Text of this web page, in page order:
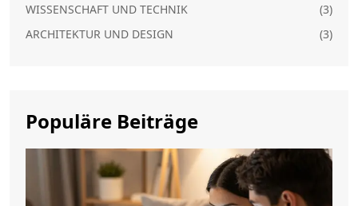
WISSENSCHAFT UND TECHNIK
(3)
ARCHITEKTUR UND DESIGN
(3)
Populäre Beiträge